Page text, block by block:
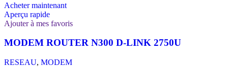
Acheter maintenant
Aperçu rapide
Ajouter à mes favoris
MODEM ROUTER N300 D-LINK 2750U
RESEAU, MODEM